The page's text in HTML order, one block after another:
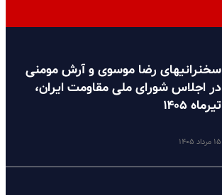
سخنرانیهای رضا موسوی و آرش مومنی
در اجلاس شورای ملی مقاومت ایران،
تیرماه ۱۴۰۵
۱۵ مرداد ۱۴۰۵